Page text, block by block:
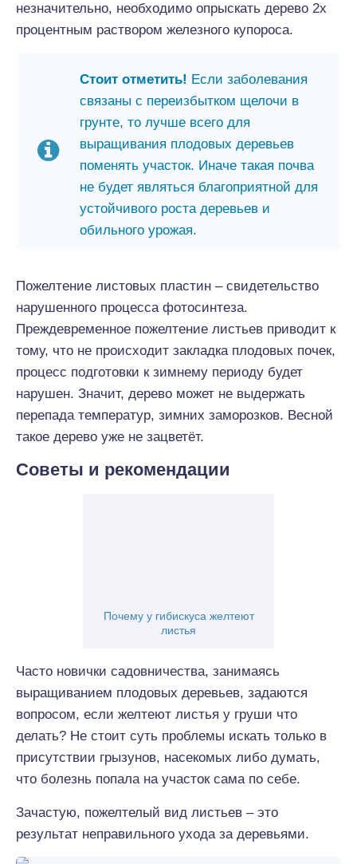
незначительно, необходимо опрыскать дерево 2х
процентным раствором железного купороса.
Стоит отметить! Если заболевания
связаны с переизбытком щелочи в
грунте, то лучше всего для
выращивания плодовых деревьев
поменять участок. Иначе такая почва
не будет являться благоприятной для
устойчивого роста деревьев и
обильного урожая.
Пожелтение листовых пластин – свидетельство
нарушенного процесса фотосинтеза.
Преждевременное пожелтение листьев приводит к
тому, что не происходит закладка плодовых почек,
процесс подготовки к зимнему периоду будет
нарушен. Значит, дерево может не выдержать
перепада температур, зимних заморозков. Весной
такое дерево уже не зацветёт.
Советы и рекомендации
Почему у гибискуса желтеют
листья
Часто новички садовничества, занимаясь
выращиванием плодовых деревьев, задаются
вопросом, если желтеют листья у груши что
делать? Не стоит суть проблемы искать только в
присутствии грызунов, насекомых либо думать,
что болезнь попала на участок сама по себе.
Зачастую, пожелтелый вид листьев – это
результат неправильного ухода за деревьями.